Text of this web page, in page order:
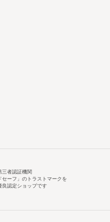
三者認証機関
セーフ」のトラストマークを
良認定ショップです